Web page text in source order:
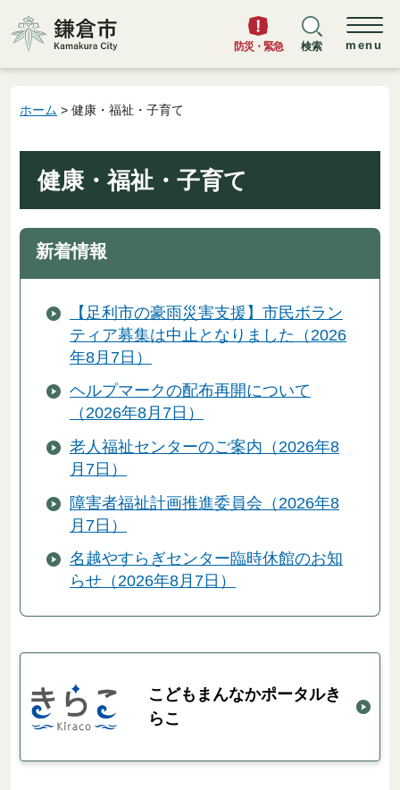
鎌倉市
防災・緊急 検索 menu
ホーム > 健康・福祉・子育て
健康・福祉・子育て
新着情報
【足利市の豪雨災害支援】市民ボラン
ティア募集は中止となりました（2026
年8月7日）
ヘルプマークの配布再開について
（2026年8月7日）
老人福祉センターのご案内（2026年8
月7日）
障害者福祉計画推進委員会（2026年8
月7日）
名越やすらぎセンター臨時休館のお知
らせ（2026年8月7日）
こどもまんなかポータルき
らこ